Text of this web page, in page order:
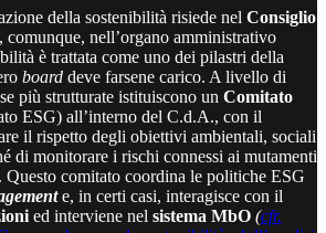
della sostenibilità risiede nel Consiglio
comunque, nell’organo amministrativo
è trattata come uno dei pilastri della
board deve farsene carico. A livello di
più strutturate istituiscono un Comitato
ESG) all’interno del C.d.A., con il
il rispetto degli obiettivi ambientali, sociali
di monitorare i rischi connessi ai mutamenti
comitato coordina le politiche ESG
e, in certi casi, interagisce con il
ed interviene nel sistema MbO (cfr.